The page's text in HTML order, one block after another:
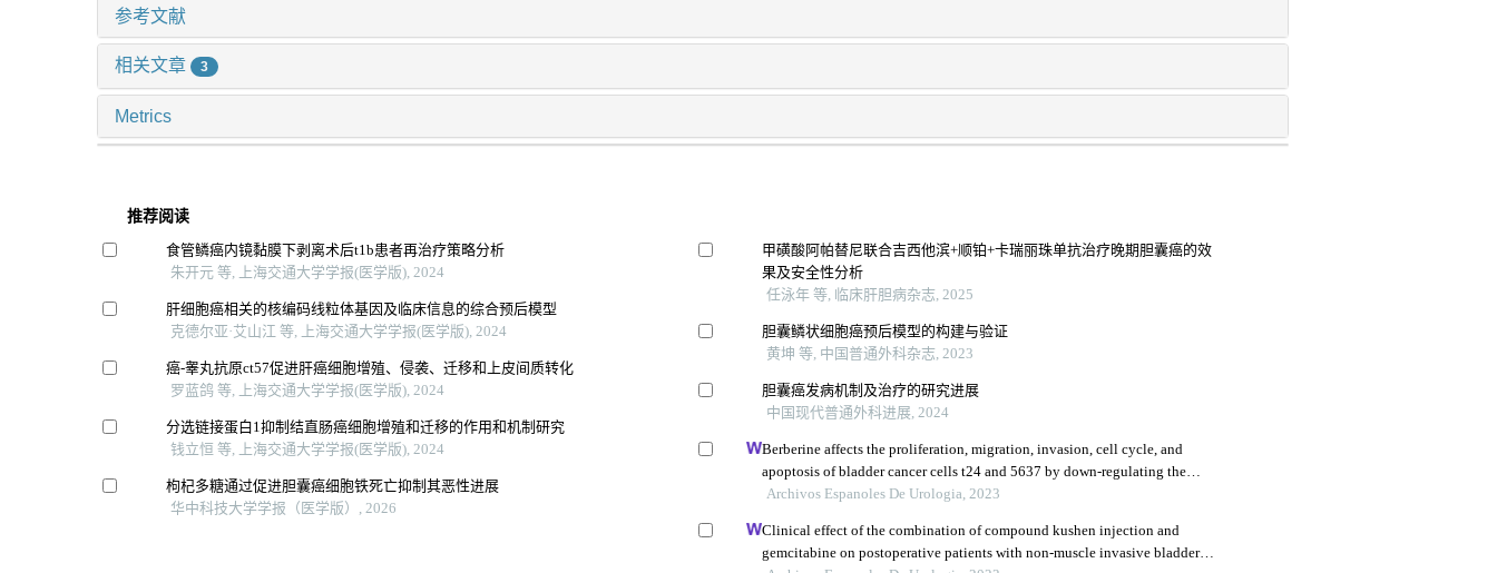
参考文献
相关文章 3
Metrics
推荐阅读
食管鳞癌内镜黏膜下剥离术后t1b患者再治疗策略分析
朱开元 等, 上海交通大学学报(医学版), 2024
肝细胞癌相关的核编码线粒体基因及临床信息的综合预后模型
克德尔亚·艾山江 等, 上海交通大学学报(医学版), 2024
癌-睾丸抗原ct57促进肝癌细胞增殖、侵袭、迁移和上皮间质转化
罗蓝鸽 等, 上海交通大学学报(医学版), 2024
分选链接蛋白1抑制结直肠癌细胞增殖和迁移的作用和机制研究
钱立恒 等, 上海交通大学学报(医学版), 2024
枸杞多糖通过促进胆囊癌细胞铁死亡抑制其恶性进展
华中科技大学学报（医学版）, 2026
甲磺酸阿帕替尼联合吉西他滨+顺铂+卡瑞丽珠单抗治疗晚期胆囊癌的效
果及安全性分析
任泳年 等, 临床肝胆病杂志, 2025
胆囊鳞状细胞癌预后模型的构建与验证
黄坤 等, 中国普通外科杂志, 2023
胆囊癌发病机制及治疗的研究进展
中国现代普通外科进展, 2024
Berberine affects the proliferation, migration, invasion, cell cycle, and
apoptosis of bladder cancer cells t24 and 5637 by down-regulating the
her2/pi3k/akt signaling pathway
Archivos Espanoles De Urologia, 2023
Clinical effect of the combination of compound kushen injection and
gemcitabine on postoperative patients with non-muscle invasive bladder